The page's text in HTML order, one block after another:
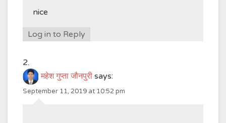
nice
Log in to Reply
महेश गुप्ता जौनपुरी says:
September 11, 2019 at 10:52 pm